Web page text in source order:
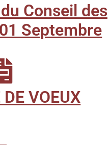
Conseil des
Septembre
VOEUX